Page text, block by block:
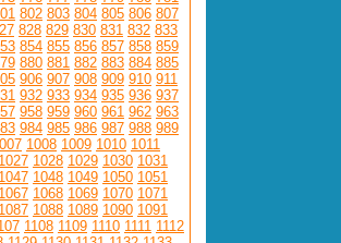
802 803 804 805 806 807
828 829 830 831 832 833
854 855 856 857 858 859
880 881 882 883 884 885
906 907 908 909 910 911
932 933 934 935 936 937
958 959 960 961 962 963
984 985 986 987 988 989
1008 1009 1010 1011
1027 1028 1029 1030 1031
1047 1048 1049 1050 1051
1067 1068 1069 1070 1071
1087 1088 1089 1090 1091
1108 1109 1110 1111 1112